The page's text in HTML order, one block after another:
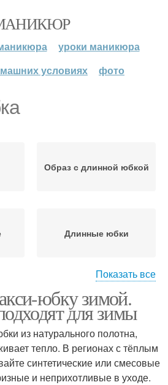
уроки маникюра
условиях
фото
Образ с длинной юбкой
Длинные юбки
Юбка с пуховиком
Кожаная юбка
Показать все
юбку зимой.
для зимы
из натурального полотна,
тепло. В регионах с тёплым
синтетические или смесовые
и неприхотливые в уходе.